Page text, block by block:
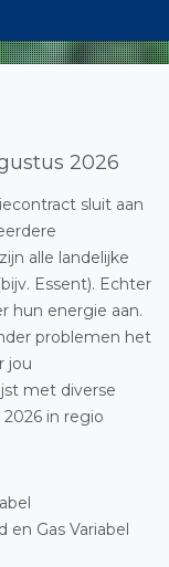
2026
sluit aan
alle landelijke
Essent). Echter
hun energie aan.
problemen het
jou
met diverse
in regio
en Gas Variabel